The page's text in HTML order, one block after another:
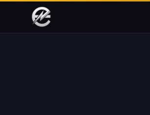
Pular para o conteúdo